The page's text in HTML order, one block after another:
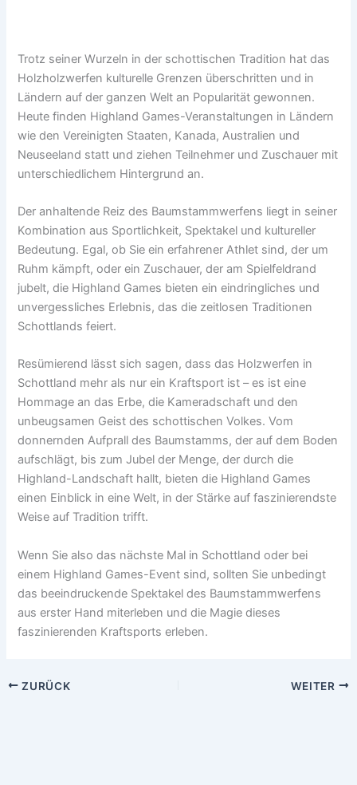
Trotz seiner Wurzeln in der schottischen Tradition hat das
Holzholzwerfen kulturelle Grenzen überschritten und in
Ländern auf der ganzen Welt an Popularität gewonnen.
Heute finden Highland Games-Veranstaltungen in Ländern
wie den Vereinigten Staaten, Kanada, Australien und
Neuseeland statt und ziehen Teilnehmer und Zuschauer mit
unterschiedlichem Hintergrund an.
Der anhaltende Reiz des Baumstammwerfens liegt in seiner
Kombination aus Sportlichkeit, Spektakel und kultureller
Bedeutung. Egal, ob Sie ein erfahrener Athlet sind, der um
Ruhm kämpft, oder ein Zuschauer, der am Spielfeldrand
jubelt, die Highland Games bieten ein eindringliches und
unvergessliches Erlebnis, das die zeitlosen Traditionen
Schottlands feiert.
Resümierend lässt sich sagen, dass das Holzwerfen in
Schottland mehr als nur ein Kraftsport ist – es ist eine
Hommage an das Erbe, die Kameradschaft und den
unbeugsamen Geist des schottischen Volkes. Vom
donnernden Aufprall des Baumstamms, der auf dem Boden
aufschlägt, bis zum Jubel der Menge, der durch die
Highland-Landschaft hallt, bieten die Highland Games
einen Einblick in eine Welt, in der Stärke auf faszinierendste
Weise auf Tradition trifft.
Wenn Sie also das nächste Mal in Schottland oder bei
einem Highland Games-Event sind, sollten Sie unbedingt
das beeindruckende Spektakel des Baumstammwerfens
aus erster Hand miterleben und die Magie dieses
faszinierenden Kraftsports erleben.
ZURÜCK WEITER